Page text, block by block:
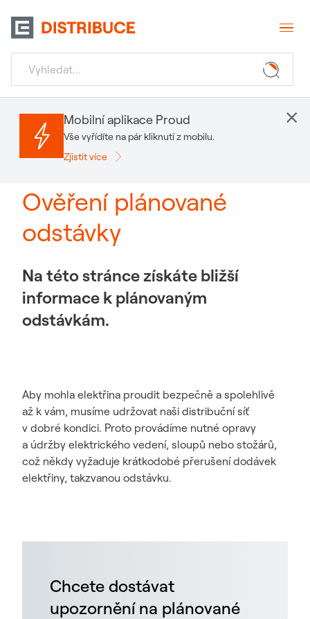
Ověření plánované
odstávky
Na této stránce získáte bližší
informace k plánovaným
odstávkám.
Aby mohla elektřina proudit bezpečně a spolehlivě
až k vám, musíme udržovat naši distribuční síť
v dobré kondici. Proto provádíme nutné opravy
a údržby elektrického vedení, sloupů nebo stožárů,
což někdy vyžaduje krátkodobé přerušení dodávek
elektřiny, takzvanou odstávku.
Mobilní aplikace Proud
Vše vyřídíte na pár kliknutí z mobilu.
Zjistit více
×
Chcete dostávat
upozornění na plánované